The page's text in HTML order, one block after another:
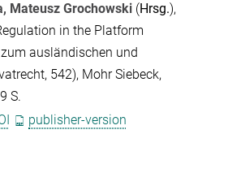
, Mateusz Grochowski (Hrsg.),
in the Platform
ausländischen und
542), Mohr Siebeck,
S.
publisher-version